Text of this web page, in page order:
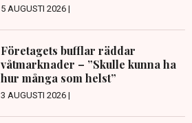
5 AUGUSTI 2026 |
Företagets bufflar räddar
våtmarknader – ”Skulle kunna ha
hur många som helst”
3 AUGUSTI 2026 |